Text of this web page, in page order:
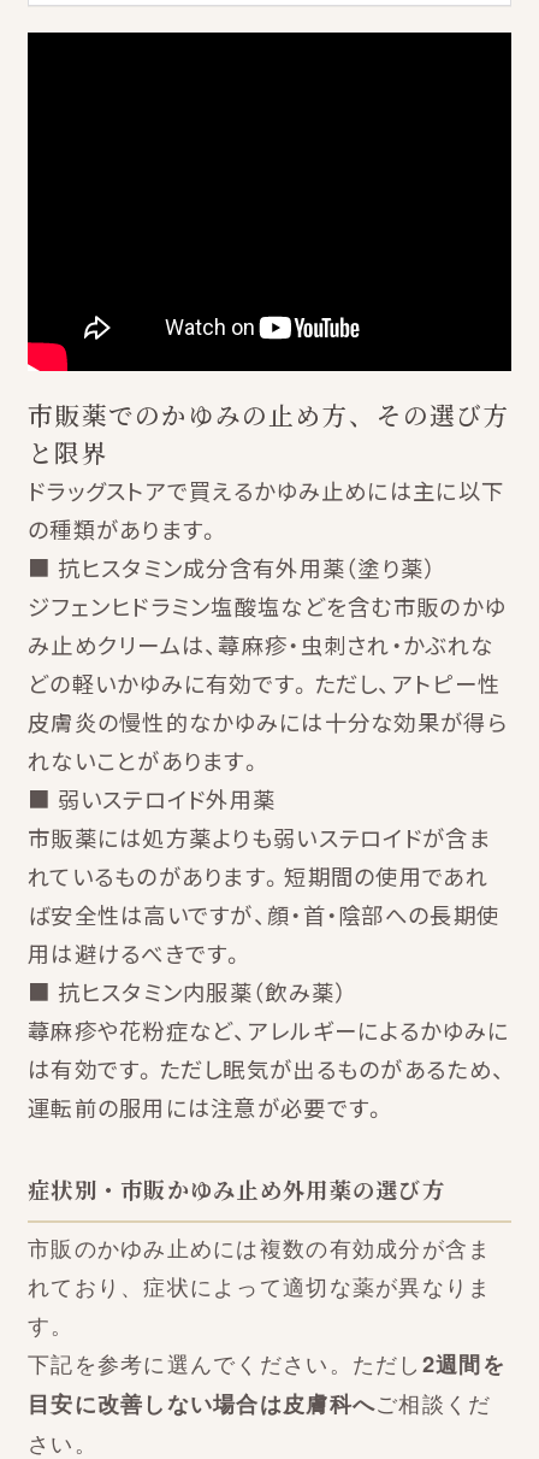
市販薬でのかゆみの止め方、その選び方
と限界
ドラッグストアで買えるかゆみ止めには主に以下
の種類があります。
■ 抗ヒスタミン成分含有外用薬（塗り薬）
ジフェンヒドラミン塩酸塩などを含む市販のかゆ
み止めクリームは、蕁麻疹・虫刺され・かぶれな
どの軽いかゆみに有効です。ただし、アトピー性
皮膚炎の慢性的なかゆみには十分な効果が得ら
れないことがあります。
■ 弱いステロイド外用薬
市販薬には処方薬よりも弱いステロイドが含ま
れているものがあります。短期間の使用であれ
ば安全性は高いですが、顔・首・陰部への長期使
用は避けるべきです。
■ 抗ヒスタミン内服薬（飲み薬）
蕁麻疹や花粉症など、アレルギーによるかゆみに
は有効です。ただし眠気が出るものがあるため、
運転前の服用には注意が必要です。
症状別・市販かゆみ止め外用薬の選び方
市販のかゆみ止めには複数の有効成分が含ま
れており、症状によって適切な薬が異なりま
す。
下記を参考に選んでください。ただし2週間を
目安に改善しない場合は皮膚科へご相談くだ
さい。